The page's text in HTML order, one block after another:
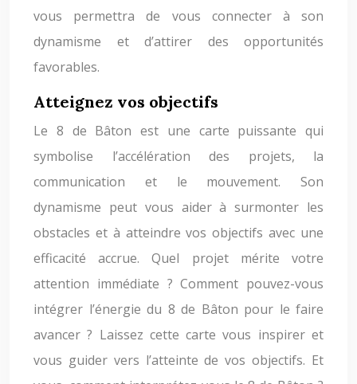
vous permettra de vous connecter à son
dynamisme et d’attirer des opportunités
favorables.
Atteignez vos objectifs
Le 8 de Bâton est une carte puissante qui
symbolise l’accélération des projets, la
communication et le mouvement. Son
dynamisme peut vous aider à surmonter les
obstacles et à atteindre vos objectifs avec une
efficacité accrue. Quel projet mérite votre
attention immédiate ? Comment pouvez-vous
intégrer l’énergie du 8 de Bâton pour le faire
avancer ? Laissez cette carte vous inspirer et
vous guider vers l’atteinte de vos objectifs. Et